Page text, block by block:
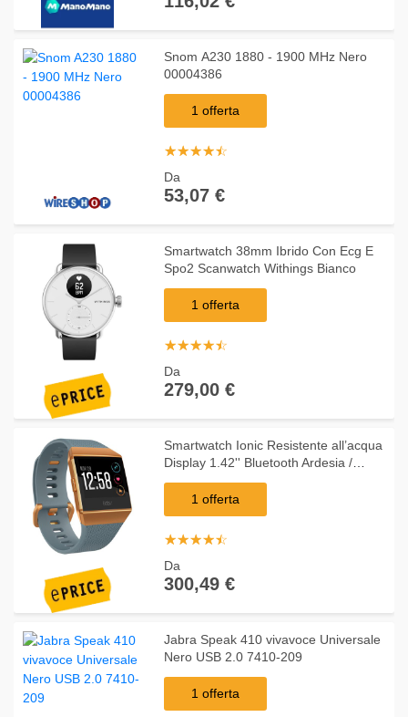
Snom A230 1880 - 1900 MHz Nero
00004386
1 offerta
☆☆☆☆☆
★★★★★
Da
53,07 €
Smartwatch 38mm Ibrido Con Ecg E
Spo2 Scanwatch Withings Bianco
1 offerta
☆☆☆☆☆
★★★★★
Da
279,00 €
Smartwatch Ionic Resistente all’acqua
Display 1.42'' Bluetooth Ardesia /
Terra Bruciata - Italia
1 offerta
☆☆☆☆☆
★★★★★
Da
300,49 €
Jabra Speak 410 vivavoce Universale
Nero USB 2.0 7410-209
1 offerta